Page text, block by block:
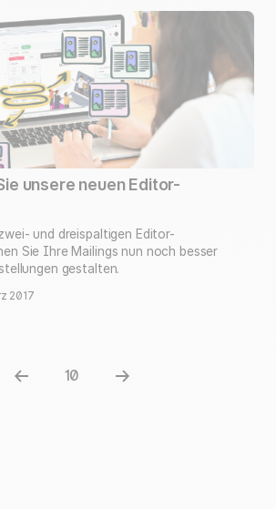
unsere neuen Editor-
und dreispaltigen Editor-
Sie Ihre Mailings nun noch besser
gestalten.
2017
10